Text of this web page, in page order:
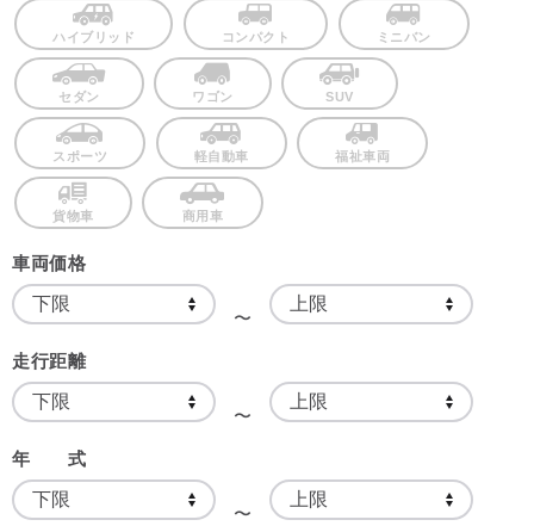
ハイブリッド コンパクト ミニバン
セダン ワゴン SUV
スポーツ 軽自動車 福祉車両
貨物車 商用車
車両価格
〜
走行距離
〜
年 式
〜